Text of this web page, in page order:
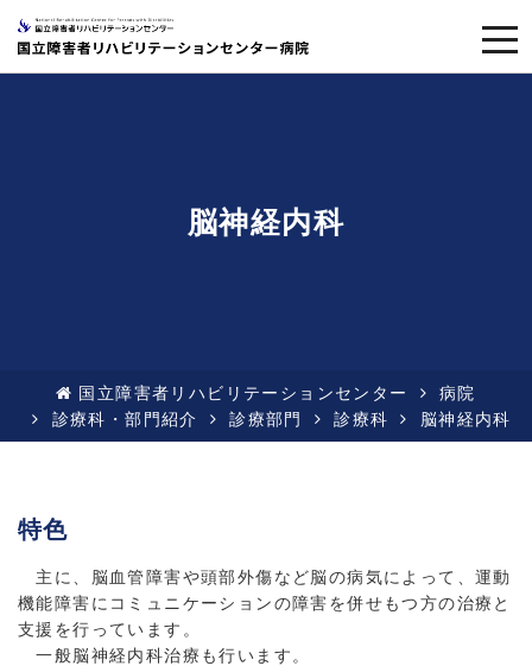
脳神経内科
国立障害者リハビリテーションセンター
病院
診療科・部門紹介
診療部門 診療科 脳神経内科
特色
主に、脳血管障害や頭部外傷など脳の病気によって、運動
機能障害にコミュニケーションの障害を併せもつ方の治療と
支援を行っています。
一般脳神経内科治療も行います。